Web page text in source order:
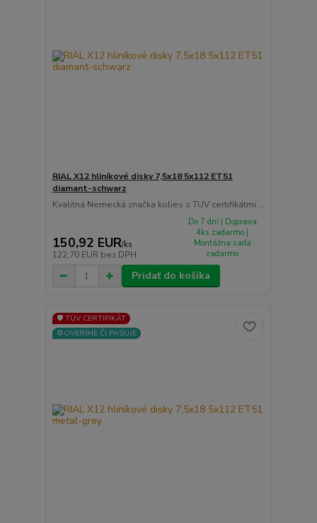
RIAL X12 hliníkové disky 7,5x18 5x112 ET51
diamant-schwarz
Kvalitná Nemecká značka kolies s TUV certifikátmi ...
150,92 EUR/ks
122,70 EUR bez DPH
Do 7 dní | Doprava
4ks zadarmo |
Montážna sada
zadarmo
Pridať do košíka
🛡️ TÜV CERTIFIKÁT
⚙️OVERÍME ČI PASUJE